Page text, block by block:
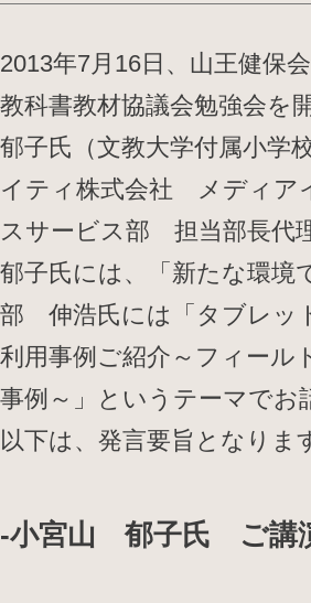
2013年7月16日、山王健保
教科書教材協議会勉強会
郁子氏（文教大学付属小
イティ株式会社 メディア
スサービス部 担当部長代
郁子氏には、「新たな環境
部 伸浩氏には「タブレッ
利用事例ご紹介～フィール
事例～」というテーマでお
以下は、発言要旨となりま
-小宮山 郁子氏 ご講